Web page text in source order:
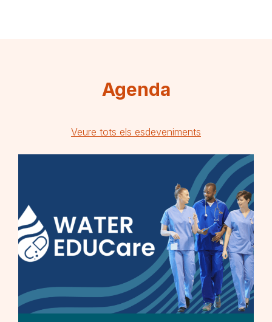
Agenda
Veure tots els esdeveniments